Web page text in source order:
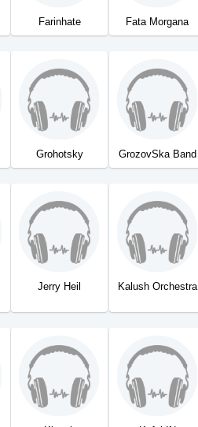
Farinhate Fata Morgana
Grohotsky GrozovSka Band
Jerry Heil Kalush Orchestra